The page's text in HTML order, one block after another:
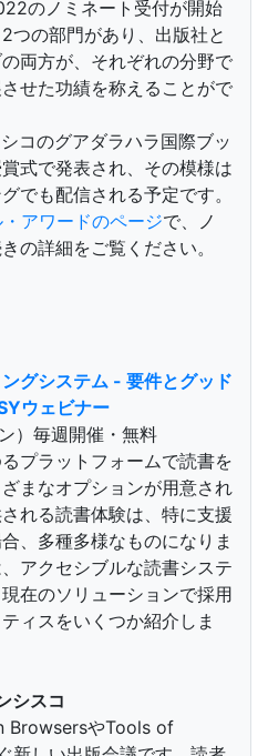
のノミネート受付が開始
つの部門があり、出版社と
両方が、それぞれの分野で
せた功績を称えることがで
コのグアダラハラ国際ブッ
式で発表され、その模様は
でも配信される予定です。
アワードのページで、ノ
の詳細をご覧ください。
グシステム - 要件とグッド
ウェビナー
）毎週開催・無料
プラットフォームで読書を
まなオプションが用意され
れる読書体験は、特に支援
、多種多様なものになりま
アクセシブルな読書システ
在のソリューションで採用
ィスをいくつか紹介しま
シスコ
BrowsersやTools of